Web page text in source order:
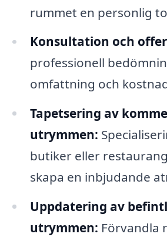
rummet en personlig
Konsultation och
professionell
omfattning och
Tapetsering av
utrymmen:
butiker eller
skapa en inbjudande
Uppdatering av
utrymmen: Förvandla